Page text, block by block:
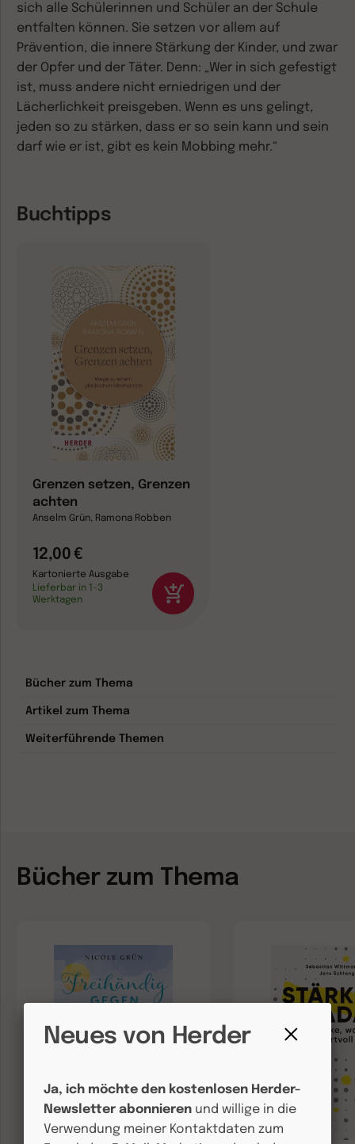
sich alle Schülerinnen und Schüler an der Schule
entfalten können. Sie setzen vor allem auf
Prävention, die innere Stärkung der Kinder, und zwar
der Opfer und der Täter. Denn: „Wer in sich gefestigt
ist, muss andere nicht erniedrigen und der
Lächerlichkeit preisgeben. Wenn es uns gelingt,
jeden so zu stärken, dass er so sein kann und sein
darf wie er ist, gibt es kein Mobbing mehr.“
Buchtipps
Grenzen setzen, Grenzen
achten
Anselm Grün, Ramona Robben
12,00 €
Kartonierte Ausgabe
Lieferbar in 1-3
Werktagen
Bücher zum Thema
Artikel zum Thema
Weiterführende Themen
Bücher zum Thema
schließen
Neues von Herder
Ja, ich möchte den kostenlosen Herder-
Newsletter abonnieren und willige in die
Verwendung meiner Kontaktdaten zum